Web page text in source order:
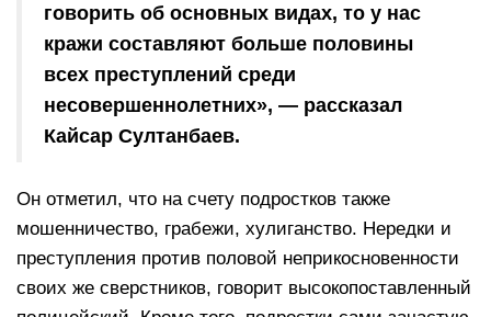
говорить об основных видах, то у нас
кражи составляют больше половины
всех преступлений среди
несовершеннолетних», — рассказал
Кайсар Султанбаев.
Он отметил, что на счету подростков также
мошенничество, грабежи, хулиганство. Нередки и
преступления против половой неприкосновенности
своих же сверстников, говорит высокопоставленный